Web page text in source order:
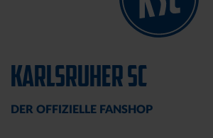
KARLSRUHER SC
DER OFFIZIELLE FANSHOP